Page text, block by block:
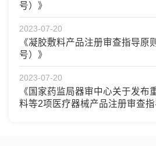
号）》
2023-07-20
《凝胶敷料产品注册审查指导原
号）》
2023-07-20
《国家药监局器审中心关于发布
料等2项医疗器械产品注册审查